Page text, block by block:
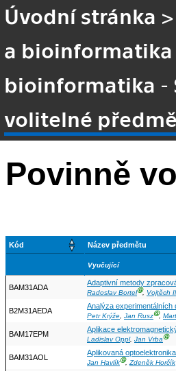
Úvodní stránka >
a bioinformatika
bioinformatika -
volitelné
Povinně
Kód Název předmětu
Vyučující
BAM31ADA
Adaptivní metody
Radoslav BortelⒼ, Vojtěch
B2M31AEDA
Analýza experimentálních
Petr Krýže, Jan RuszⒼ,
BAM17EPM
Aplikace
Ladislav Oppl, Jan VrbaⒼ
BAM31AOL
Aplikovaná
Jan HavlíkⒼ,Zdeněk Horčík